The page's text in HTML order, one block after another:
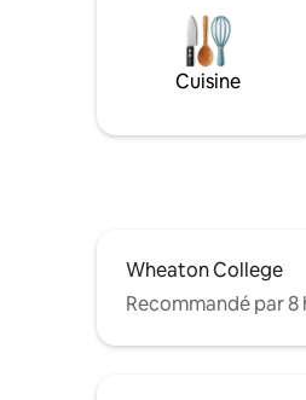
Cuisine
Wheaton College
Recommandé par